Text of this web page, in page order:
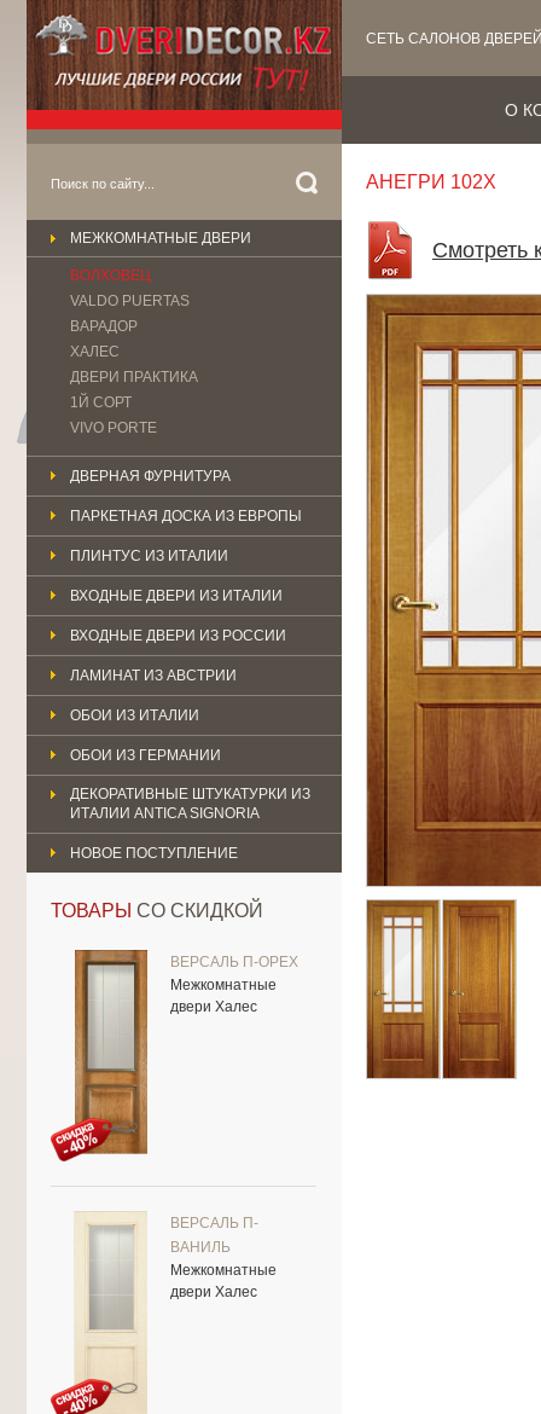
СЕТЬ САЛОНОВ
О
МЕЖКОМНАТНЫЕ ДВЕРИ
ВОЛХОВЕЦ
VALDO PUERTAS
ВАРАДОР
ХАЛЕС
ДВЕРИ ПРАКТИКА
1Й СОРТ
VIVO PORTE
ДВЕРНАЯ ФУРНИТУРА
ПАРКЕТНАЯ ДОСКА ИЗ ЕВРОПЫ
ПЛИНТУС ИЗ ИТАЛИИ
ВХОДНЫЕ ДВЕРИ ИЗ ИТАЛИИ
ВХОДНЫЕ ДВЕРИ ИЗ РОССИИ
ЛАМИНАТ ИЗ АВСТРИИ
ОБОИ ИЗ ИТАЛИИ
ОБОИ ИЗ ГЕРМАНИИ
ДЕКОРАТИВНЫЕ ШТУКАТУРКИ ИЗ
ИТАЛИИ ANTICA SIGNORIA
НОВОЕ ПОСТУПЛЕНИЕ
ТОВАРЫ СО СКИДКОЙ
ВЕРСАЛЬ П-ОРЕХ
Межкомнатные
двери Халес
ВЕРСАЛЬ П-
ВАНИЛЬ
Межкомнатные
двери Халес
АНЕГРИ 102Х
Смотреть